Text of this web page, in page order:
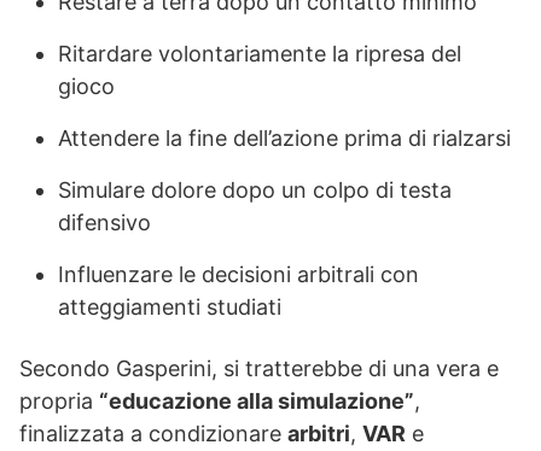
Ritardare volontariamente la ripresa del
gioco
Attendere la fine dell’azione prima di rialzarsi
Simulare dolore dopo un colpo di testa
difensivo
Influenzare le decisioni arbitrali con
atteggiamenti studiati
Secondo Gasperini, si tratterebbe di una vera e
propria “educazione alla simulazione”,
finalizzata a condizionare arbitri, VAR e